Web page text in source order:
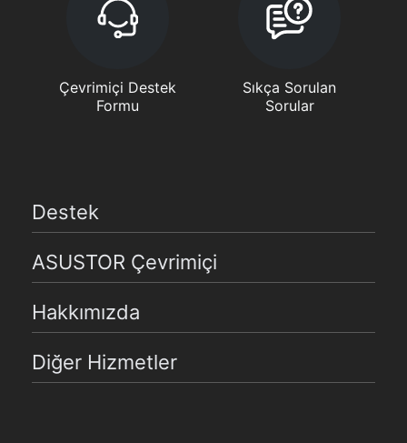
Çevrimiçi Destek
Formu
Sıkça Sorulan
Sorular
Destek
ASUSTOR Çevrimiçi
Hakkımızda
Diğer Hizmetler